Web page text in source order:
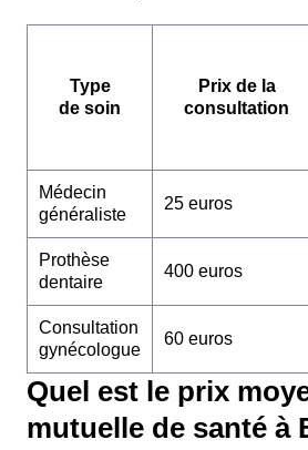
Type
de soin
Prix de la
consultation
Médecin
généraliste
25 euros
Prothèse
dentaire
400 euros
Consultation
gynécologue
60 euros
Quel est le prix
mutuelle de santé à